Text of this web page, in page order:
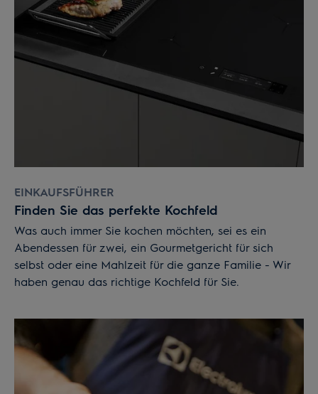
EINKAUFSFÜHRER
Finden Sie das perfekte Kochfeld
Was auch immer Sie kochen möchten, sei es ein
Abendessen für zwei, ein Gourmetgericht für sich
selbst oder eine Mahlzeit für die ganze Familie - Wir
haben genau das richtige Kochfeld für Sie.